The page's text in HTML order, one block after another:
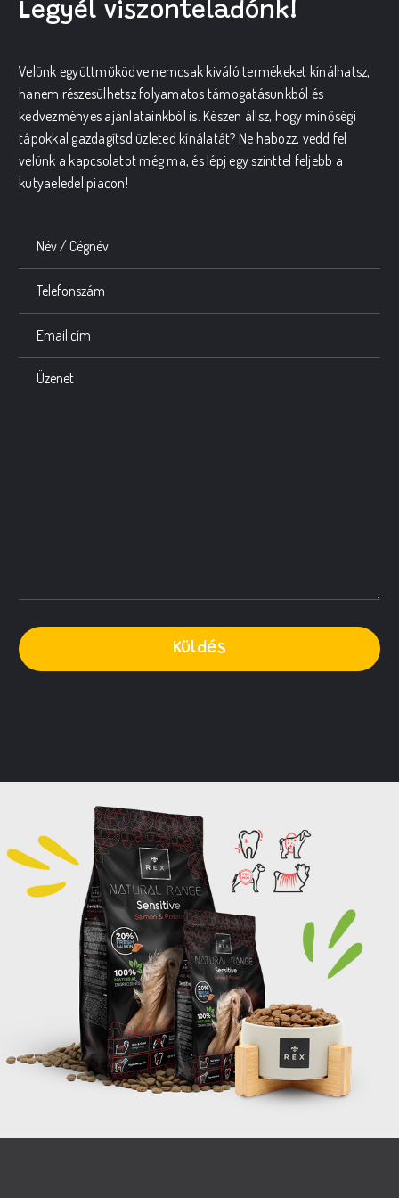
Legyél viszonteladónk!
Velünk együttműködve nemcsak kiváló termékeket kínálhatsz,
hanem részesülhetsz folyamatos támogatásunkból és
kedvezményes ajánlatainkból is. Készen állsz, hogy minőségi
tápokkal gazdagítsd üzleted kínálatát? Ne habozz, vedd fel
velünk a kapcsolatot még ma, és lépj egy szinttel feljebb a
kutyaeledel piacon!